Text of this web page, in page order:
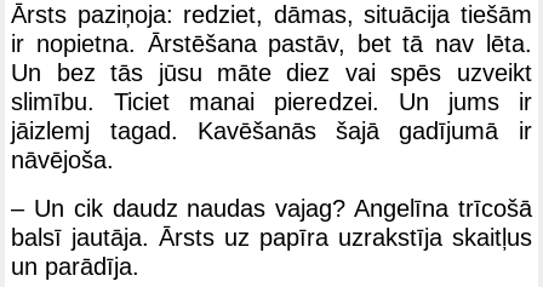
Ārsts paziņoja: redziet, dāmas, situācija tiešām
ir nopietna. Ārstēšana pastāv, bet tā nav lēta.
Un bez tās jūsu māte diez vai spēs uzveikt
slimību. Ticiet manai pieredzei. Un jums ir
jāizlemj tagad. Kavēšanās šajā gadījumā ir
nāvējoša.
– Un cik daudz naudas vajag? Angelīna trīcošā
balsī jautāja. Ārsts uz papīra uzrakstīja skaitļus
un parādīja.